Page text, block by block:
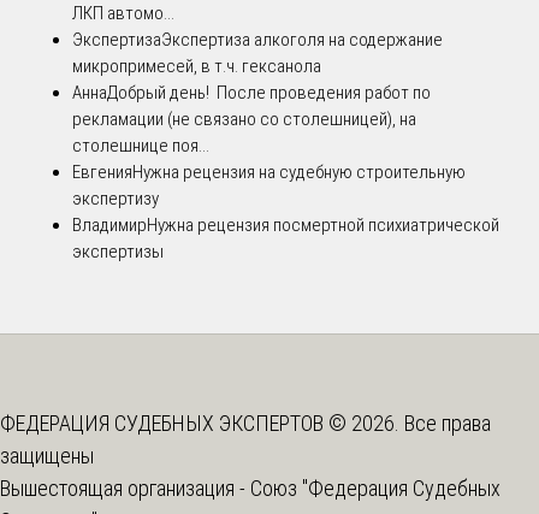
ЛКП автомо...
ЭкспертизаЭкспертиза алкоголя на содержание
микропримесей, в т.ч. гексанола
АннаДобрый день! После проведения работ по
рекламации (не связано со столешницей), на
столешнице поя...
ЕвгенияНужна рецензия на судебную строительную
экспертизу
ВладимирНужна рецензия посмертной психиатрической
экспертизы
ФЕДЕРАЦИЯ СУДЕБНЫХ ЭКСПЕРТОВ © 2026. Все права
защищены
Вышестоящая организация - Союз "Федерация Судебных